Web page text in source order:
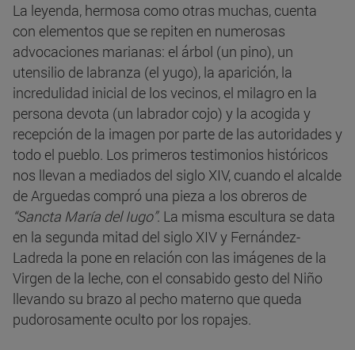
La leyenda, hermosa como otras muchas, cuenta
con elementos que se repiten en numerosas
advocaciones marianas: el árbol (un pino), un
utensilio de labranza (el yugo), la aparición, la
incredulidad inicial de los vecinos, el milagro en la
persona devota (un labrador cojo) y la acogida y
recepción de la imagen por parte de las autoridades y
todo el pueblo. Los primeros testimonios históricos
nos llevan a mediados del siglo XIV, cuando el alcalde
de Arguedas compró una pieza a los obreros de
“Sancta María del Iugo”. La misma escultura se data
en la segunda mitad del siglo XIV y Fernández-
Ladreda la pone en relación con las imágenes de la
Virgen de la leche, con el consabido gesto del Niño
llevando su brazo al pecho materno que queda
pudorosamente oculto por los ropajes.